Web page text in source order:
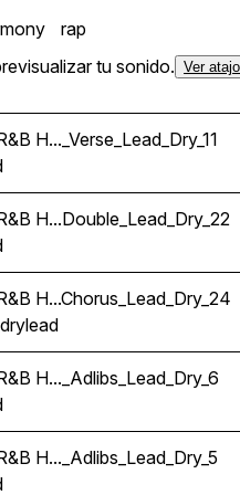
musicales que buscan
rap
tu sonido. Ver
Hop
H..._Verse_Lead_Dry_11
Hop
H...Double_Lead_Dry_22
Hop
H...Chorus_Lead_Dry_24
drylead
Hop
H..._Adlibs_Lead_Dry_6
Hop
H..._Adlibs_Lead_Dry_5